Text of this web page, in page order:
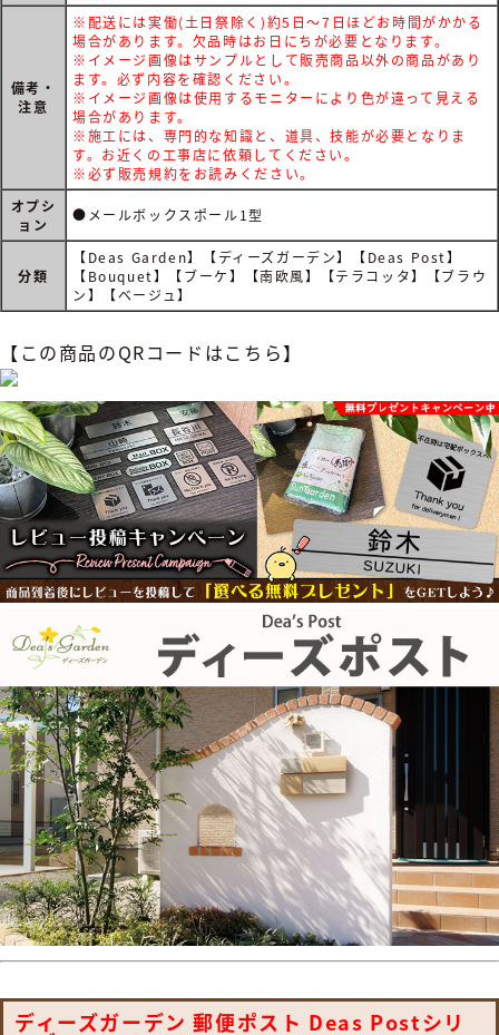
備考・
注意
※配送には実働(土日祭除く)約5日～7日ほどお時間がかかる
場合があります。欠品時はお日にちが必要となります。
※イメージ画像はサンプルとして販売商品以外の商品があり
ます。必ず内容を確認ください。
※イメージ画像は使用するモニターにより色が違って見える
場合があります。
※施工には、専門的な知識と、道具、技能が必要となりま
す。お近くの工事店に依頼してください。
※必ず 販売規約をお読みください。
オプシ
ョン
●メールボックスポール1型
分類
【Deas Garden】【ディーズガーデン】【Deas Post】
【Bouquet】【ブーケ】【南欧風】【テラコッタ】【ブラウ
ン】【ベージュ】
【この商品のQRコードはこちら】
ディーズガーデン 郵便ポスト Deas Postシリ